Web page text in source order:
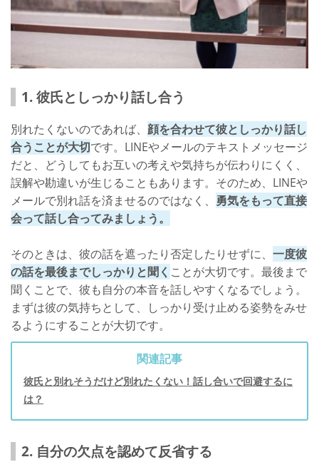
1. 彼氏としっかり話し合う
別れたくないのであれば、 顔を合わせて彼としっかり話し
合うことが大切です。LINEやメールのテキストメッセージ
だと、どうしてもお互いの考えや気持ちが伝わりにくく、
誤解や勘違いが生じることもあります。そのため、LINEや
メールで別れ話を済ませるのではなく、 勇気をもって直接
会って話し合ってみましょう。
そのときは、彼の話を遮ったり否定したりせずに、 一度彼
の話を最後までしっかりと聞く ことが大切です。最後まで
聞くことで、彼も自分の本音を話しやすくなるでしょう。
まずは彼の気持ちとして、しっかり受け止める姿勢をみせ
るようにすることが大切です。
関連記事
彼氏と別れそうだけど別れたくない！話し合いで回避するに
は？
2. 自分の欠点を認めて反省する